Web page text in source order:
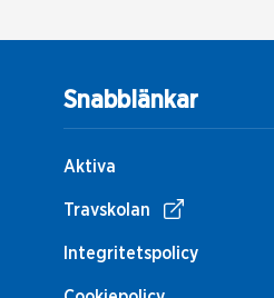
Snabblänkar
Aktiva
Travskolan
Integritetspolicy